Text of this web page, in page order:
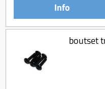
Info
boutset